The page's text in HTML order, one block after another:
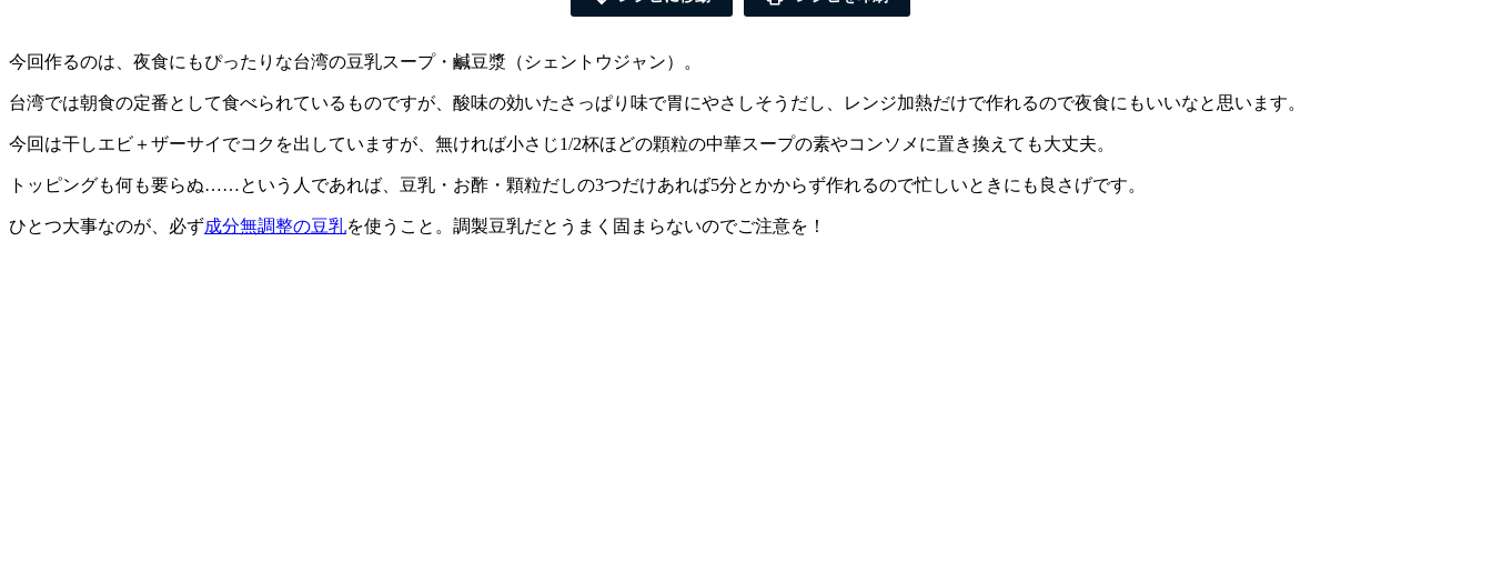
今回作るのは、夜食にもぴったりな台湾の豆乳スープ・鹹豆漿（シェントウジャン）。
台湾では朝食の定番として食べられているものですが、酸味の効いたさっぱり味で胃にやさしそうだし、レンジ加熱だけで作れるので夜食にもいいなと思います。
今回は干しエビ＋ザーサイでコクを出していますが、無ければ小さじ1/2杯ほどの顆粒の中華スープの素やコンソメに置き換えても大丈夫。
トッピングも何も要らぬ……という人であれば、豆乳・お酢・顆粒だしの3つだけあれば5分とかからず作れるので忙しいときにも良さげです。
ひとつ大事なのが、必ず成分無調整の豆乳を使うこと。調製豆乳だとうまく固まらないのでご注意を！